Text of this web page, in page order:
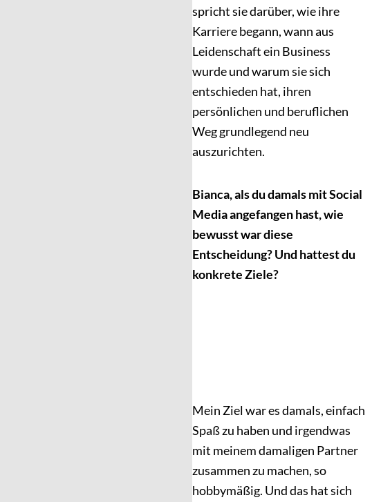
spricht sie darüber, wie ihre
Karriere begann, wann aus
Leidenschaft ein Business
wurde und warum sie sich
entschieden hat, ihren
persönlichen und beruflichen
Weg grundlegend neu
auszurichten.
Bianca, als du damals mit Social
Media angefangen hast, wie
bewusst war diese
Entscheidung? Und hattest du
konkrete Ziele?
Mein Ziel war es damals, einfach
Spaß zu haben und irgendwas
mit meinem damaligen Partner
zusammen zu machen, so
hobbymäßig. Und das hat sich